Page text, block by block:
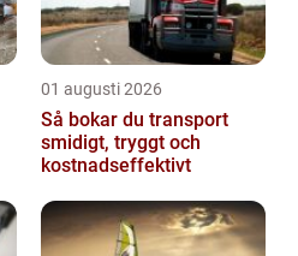
01 augusti 2026
Så bokar du transport
smidigt, tryggt och
kostnadseffektivt